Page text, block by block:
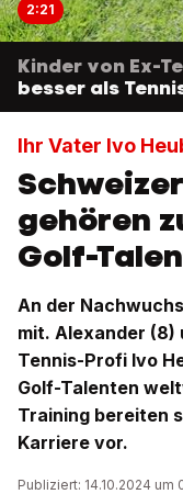
2:21
Kinder von Ex-
besser als
Ihr Vater Ivo
gehören
Golf-
An der
mit. Alexander (8)
Tennis-Profi Ivo
Golf-Talenten
Training bereiten
Karriere vor.
Publiziert: 14.10.2024 um